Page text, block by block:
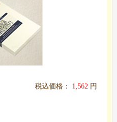
税込価格： 1,562 円